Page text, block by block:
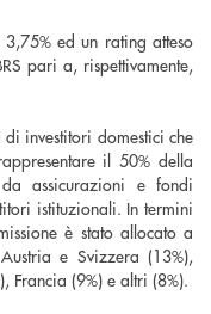
ed un rating atteso
pari a, rispettivamente,
investitori domestici che
il 50% della
assicurazioni e fondi
istituzionali. In termini
è stato allocato a
e Svizzera (13%),
Francia (9%) e altri (8%).